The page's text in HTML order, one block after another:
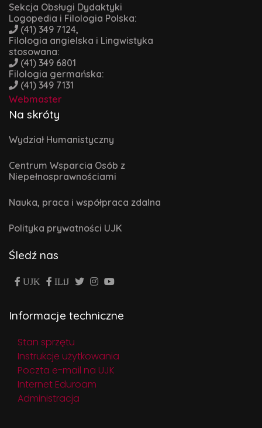
Sekcja Obsługi Dydaktyki
Logopedia i Filologia Polska:
(41) 349 7124,
Filologia angielska i Lingwistyka
stosowana:
(41) 349 6801
Filologia germańska:
(41) 349 7131
Webmaster
Na skróty
Wydział Humanistyczny
Centrum Wsparcia Osób z
Niepełnosprawnościami
Nauka, praca i współpraca zdalna
Polityka prywatności UJK
Śledź nas
UJK ILiJ
Informacje techniczne
Stan sprzętu
Instrukcje użytkowania
Poczta e-mail na UJK
Internet Eduroam
Administracja